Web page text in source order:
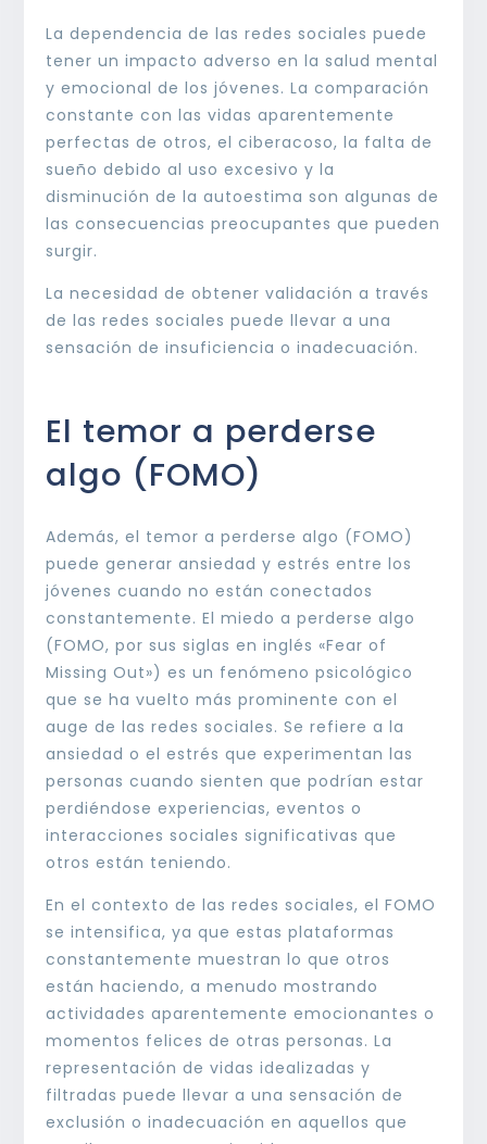
La dependencia de las redes sociales puede
tener un impacto adverso en la salud mental
y emocional de los jóvenes. La comparación
constante con las vidas aparentemente
perfectas de otros, el ciberacoso, la falta de
sueño debido al uso excesivo y la
disminución de la autoestima son algunas de
las consecuencias preocupantes que pueden
surgir.
La necesidad de obtener validación a través
de las redes sociales puede llevar a una
sensación de insuficiencia o inadecuación.
El temor a perderse
algo (FOMO)
Además, el temor a perderse algo (FOMO)
puede generar ansiedad y estrés entre los
jóvenes cuando no están conectados
constantemente. El miedo a perderse algo
(FOMO, por sus siglas en inglés «Fear of
Missing Out») es un fenómeno psicológico
que se ha vuelto más prominente con el
auge de las redes sociales. Se refiere a la
ansiedad o el estrés que experimentan las
personas cuando sienten que podrían estar
perdiéndose experiencias, eventos o
interacciones sociales significativas que
otros están teniendo.
En el contexto de las redes sociales, el FOMO
se intensifica, ya que estas plataformas
constantemente muestran lo que otros
están haciendo, a menudo mostrando
actividades aparentemente emocionantes o
momentos felices de otras personas. La
representación de vidas idealizadas y
filtradas puede llevar a una sensación de
exclusión o inadecuación en aquellos que